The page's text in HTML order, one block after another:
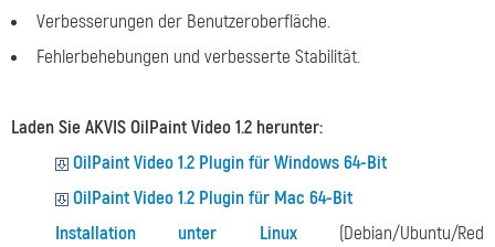
Verbesserungen der Benutzeroberfläche.
Fehlerbehebungen und verbesserte Stabilität.
Laden Sie AKVIS OilPaint Video 1.2 herunter:
OilPaint Video 1.2 Plugin für Windows 64-Bit
OilPaint Video 1.2 Plugin für Mac 64-Bit
Installation unter Linux(Debian/Ubuntu/Red